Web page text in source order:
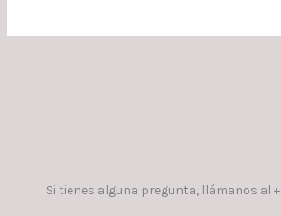
Si tienes alguna pregunta, llámanos al